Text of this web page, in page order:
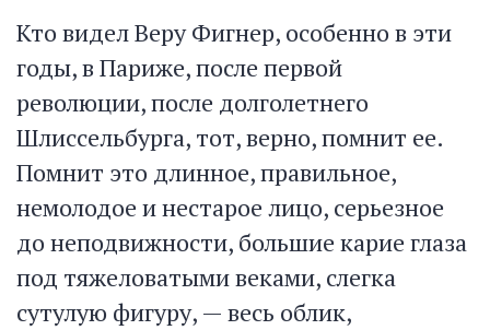
Кто видел Веру Фигнер, особенно в эти
годы, в Париже, после первой
революции, после долголетнего
Шлиссельбурга, тот, верно, помнит ее.
Помнит это длинное, правильное,
немолодое и нестарое лицо, серьезное
до неподвижности, большие карие глаза
под тяжеловатыми веками, слегка
сутулую фигуру, — весь облик,